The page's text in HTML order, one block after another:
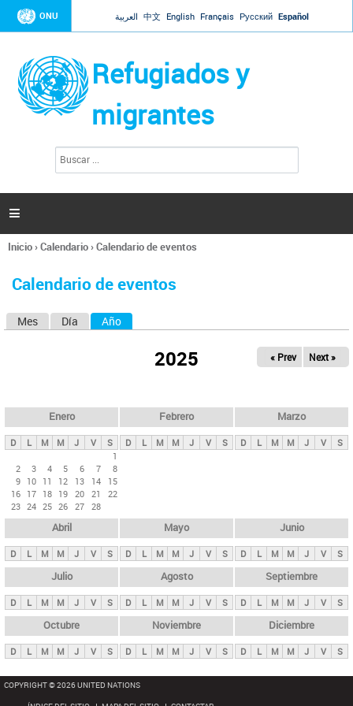
Jump to navigation
ONU العربية 中文 English Français Русский Español
Refugiados y
migrantes
l
d
s

Se
usted
Inicio›Calendario›Calendario de eventos
Calendario de eventos
s
p
n
i
p
a
l
s
Mes Día Año
2025 « Prev Next »
Enero
D L M M J V
S
1
2
3 4 5 6 7
8
9 10 11 12 13 14
15
16 17 18 19 20 21
22
23 24 25 26 27 28
Febrero
D L M M J V S
Marzo
D L M M J V S
Abril
D L M M J V S
Mayo
D L M M J V S
Junio
D L M M J V S
Julio
D L M M J V S
Agosto
D L M M J V S
Septiembre
D L M M J V S
Octubre
D L M M J V S
Noviembre
D L M M J V S
Diciembre
D L M M J V S
COPYRIGHT © 2026 UNITED NATIONS